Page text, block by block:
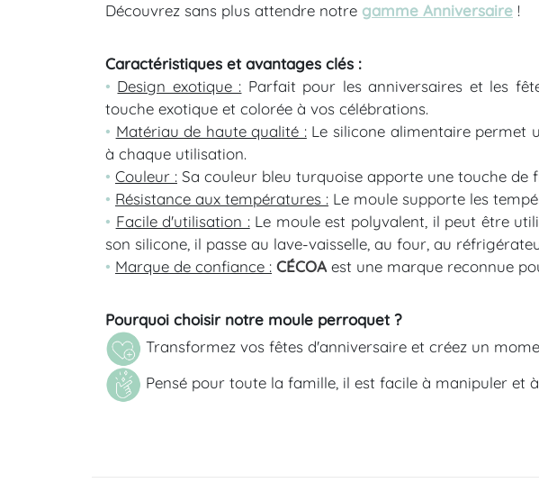
Découvrez sans plus attendre notre gamme Anniversaire !
Caractéristiques et avantages clés :
• Design exotique : Parfait pour les anniversaires et les
touche exotique et colorée à vos célébrations.
• Matériau de haute qualité :Le silicone alimentaire permet
à chaque utilisation.
• Couleur : Sa couleur bleu turquoise apporte une touche de
• Résistance aux températures : Le moule supporte les
• Facile d'utilisation :Le moule est polyvalent, il peut être
son silicone, il passe au lave-vaisselle, au four, au
• Marque de confiance : CÉCOA est une marque reconnue
Pourquoi choisir notre moule perroquet ?
Transformez vos fêtes d'anniversaire et créez un
Pensé pour toute la famille, il est facile à manipuler et